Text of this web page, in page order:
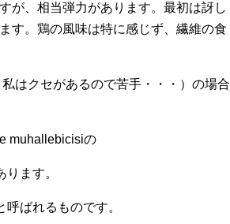
が、相当弾力があります。最初は訝し
す。鶏の風味は特に感じず、繊維の食
はクセがあるので苦手・・・）の場合
muhallebicisiの
ます。
ばれるものです。